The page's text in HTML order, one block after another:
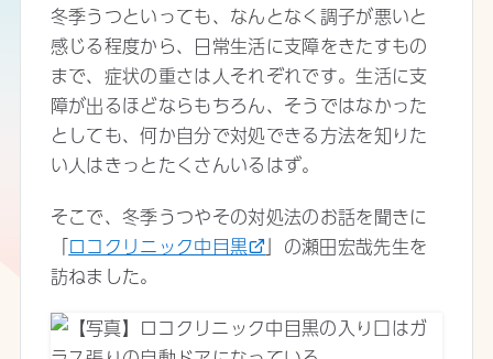
冬季うつといっても、なんとなく調子が悪いと
感じる程度から、日常生活に支障をきたすもの
まで、症状の重さは人それぞれです。生活に支
障が出るほどならもちろん、そうではなかった
としても、何か自分で対処できる方法を知りた
い人はきっとたくさんいるはず。
そこで、冬季うつやその対処法のお話を聞きに
「ロコクリニック中目黒
」の瀬田宏哉先生を
訪ねました。